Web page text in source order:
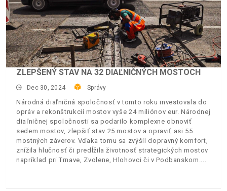
ZLEPŠENÝ STAV NA 32 DIAĽNIČNÝCH MOSTOCH
Dec 30, 2024 Správy
Národná diaľničná spoločnosť v tomto roku investovala do
opráv a rekonštrukcií mostov vyše 24 miliónov eur. Národnej
diaľničnej spoločnosti sa podarilo komplexne obnoviť
sedem mostov, zlepšiť stav 25 mostov a opraviť asi 55
mostných záverov. Vďaka tomu sa zvýšil dopravný komfort,
znížila hlučnosť či predĺžila životnosť strategických mostov
napríklad pri Trnave, Zvolene, Hlohovci či v Podbanskom.